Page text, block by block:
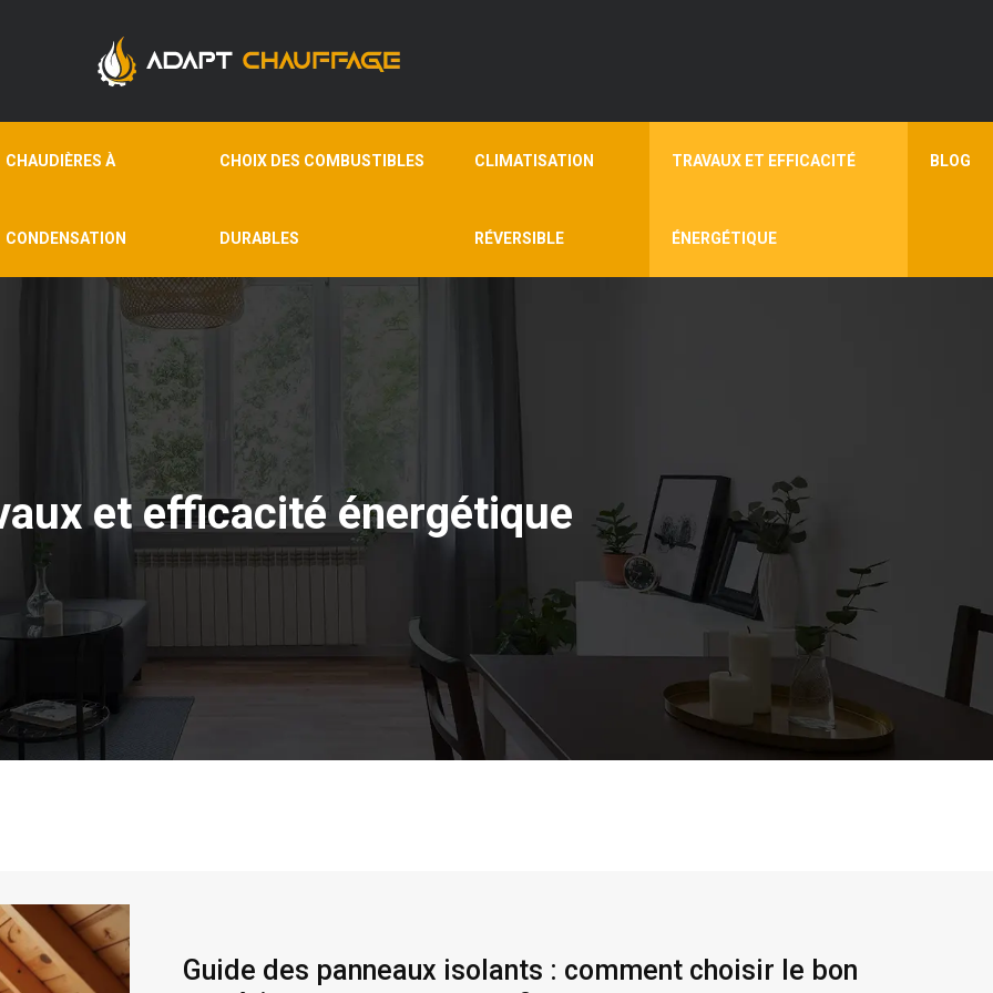
CHAUDIÈRES À
CONDENSATION
CHOIX DES COMBUSTIBLES
DURABLES
CLIMATISATION
RÉVERSIBLE
TRAVAUX ET EFFICACITÉ
ÉNERGÉTIQUE
BLOG
et efficacité énergétique
Guide des panneaux isolants : comment choisir le bon